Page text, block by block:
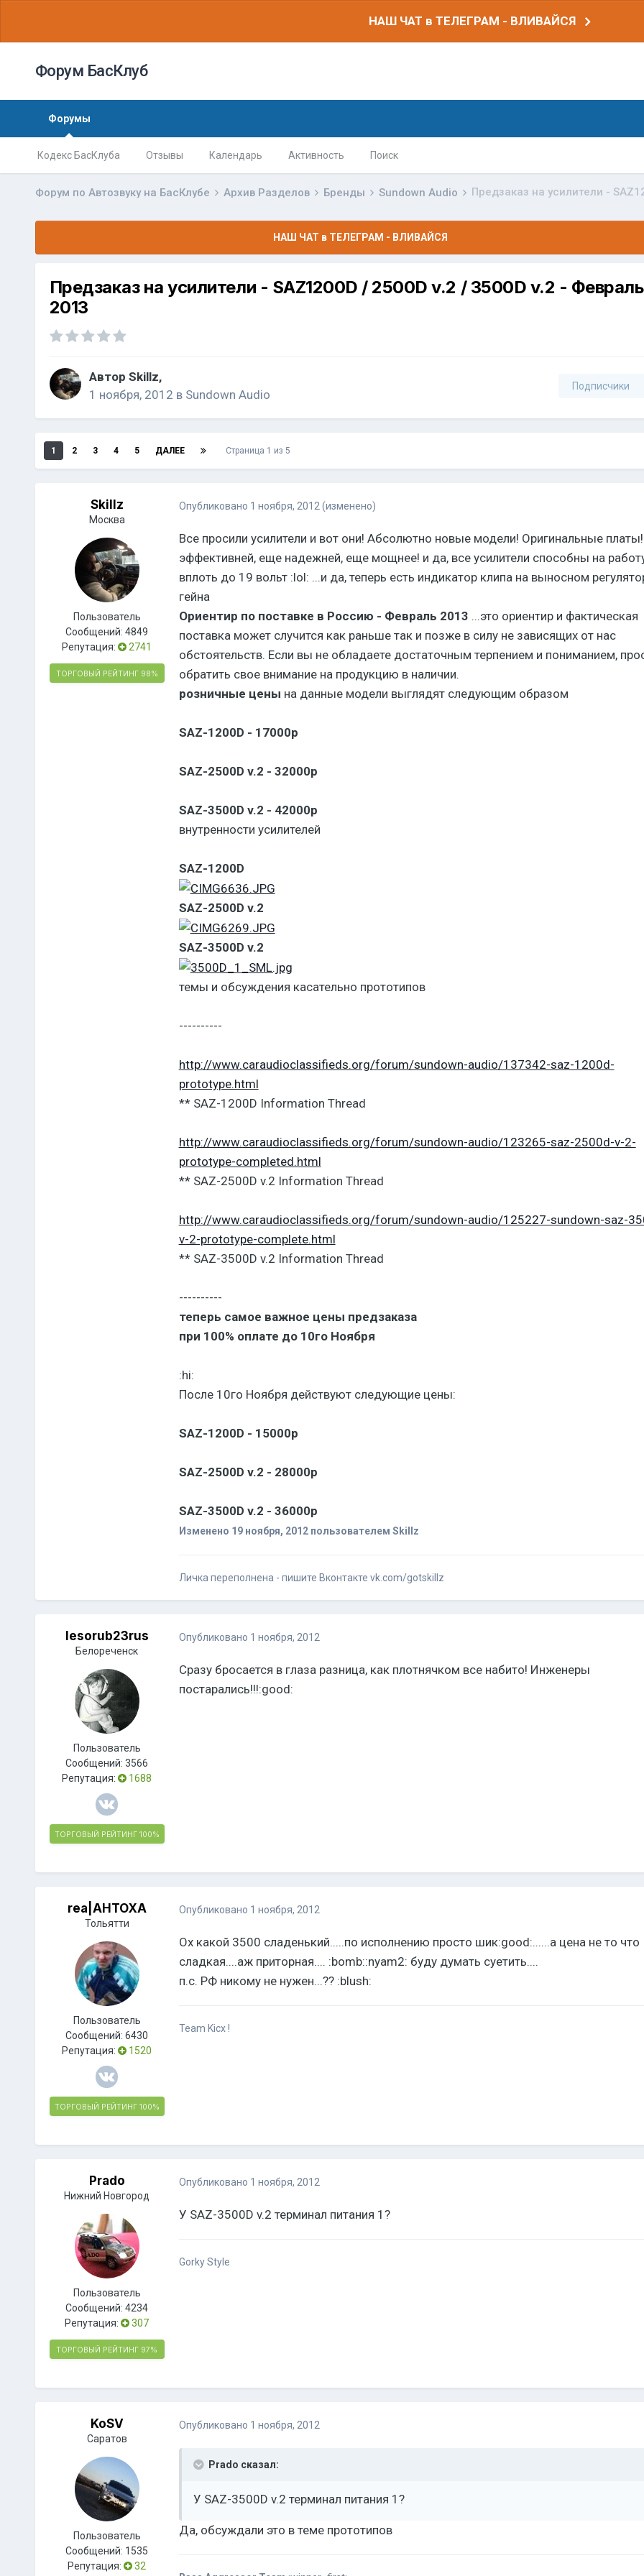
НАШ ЧАТ в ТЕЛЕГРАМ - ВЛИВАЙСЯ
Форум БасКлуб
Форумы
Кодекс БасКлуба Отзывы Календарь Активность Поиск
Форум по Автозвуку на БасКлубе Архив Разделов Бренды Sundown Audio
НАШ ЧАТ в ТЕЛЕГРАМ - ВЛИВАЙСЯ
Предзаказ на усилители - SAZ1200D / 2500D v.2 / 3500D v.2 - Февраль
2013
Автор Skillz,
1 ноября, 2012 в Sundown Audio
Подписчики
1 2 3 4 5 ДАЛЕЕ Страница 1 из 5
Skillz
Москва
Пользователь
Сообщений:4849
Репутация:
2741
ТОРГОВЫЙ РЕЙТИНГ 98%
Опубликовано 1 ноября, 2012 (изменено)
Все просили усилители и вот они! Абсолютно новые модели! Оригинальные
эффективней, еще надежней, еще мощнее! и да, все усилители способны на
вплоть до 19 вольт :lol: ...и да, теперь есть индикатор клипа на выносном
гейна
Ориентир по поставке в Россию - Февраль 2013 ...это ориентир и фактическая
поставка может случится как раньше так и позже в силу не зависящих от нас
обстоятельств. Если вы не обладаете достаточным терпением и пониманием,
обратить свое внимание на продукцию в наличии.
розничные цены на данные модели выглядят следующим образом
SAZ-1200D - 17000р
SAZ-2500D v.2 - 32000р
SAZ-3500D v.2 - 42000р
внутренности усилителей
SAZ-1200D
SAZ-2500D v.2
SAZ-3500D v.2
темы и обсуждения касательно прототипов
----------
http://www.caraudioclassifieds.org/forum/sundown-audio/137342-saz-1200d-
prototype.html
** SAZ-1200D Information Thread
http://www.caraudioclassifieds.org/forum/sundown-audio/123265-saz-2500d-v-2-
prototype-completed.html
** SAZ-2500D v.2 Information Thread
http://www.caraudioclassifieds.org/forum/sundown-audio/125227-sundown-saz-
v-2-prototype-complete.html
** SAZ-3500D v.2 Information Thread
----------
теперь самое важное цены предзаказа
при 100% оплате до 10го Ноября
:hi:
После 10го Ноября действуют следующие цены:
SAZ-1200D - 15000р
SAZ-2500D v.2 - 28000р
SAZ-3500D v.2 - 36000р
Изменено 19 ноября, 2012пользователем Skillz
Личка переполнена - пишите Вконтакте vk.com/gotskillz
lesorub23rus
Белореченск
Пользователь
Сообщений:3566
Репутация:
1688
ТОРГОВЫЙ РЕЙТИНГ 100%
Опубликовано 1 ноября, 2012
Сразу бросается в глаза разница, как плотнячком все набито! Инженеры
постарались!!!:good:
rea|AHTOXA
Тольятти
Пользователь
Сообщений:6430
Репутация:
1520
ТОРГОВЫЙ РЕЙТИНГ 100%
Опубликовано 1 ноября, 2012
Ох какой 3500 сладенький.....по исполнению просто шик:good:......а цена не то что
сладкая....аж приторная.... :bomb::nyam2: буду думать суетить....
п.с. РФ никому не нужен...?? :blush:
Team Kicx !
Prado
Нижний Новгород
Пользователь
Сообщений:4234
Репутация:
307
ТОРГОВЫЙ РЕЙТИНГ 97%
Опубликовано 1 ноября, 2012
У SAZ-3500D v.2 терминал питания 1?
Gorky Style
KoSV
Саратов
Пользователь
Сообщений: 1535
Репутация:
32
Опубликовано 1 ноября, 2012
Prado сказал:
У SAZ-3500D v.2 терминал питания 1?
Да, обсуждали это в теме прототипов